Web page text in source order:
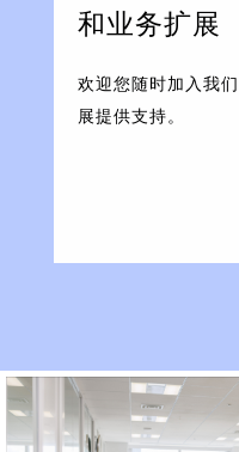
和业务扩展
欢迎您随时加入我
展提供支持。